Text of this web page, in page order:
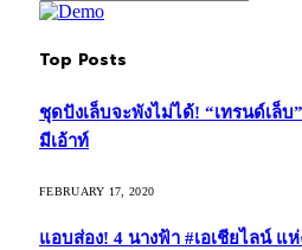
Top Posts
ชุดปังเล็บจะพังไม่ได้! “เทรนด์เล็
มีเอ้าท์
FEBRUARY 17, 2020
แอบส่อง! 4 นางฟ้า #เอเชียไลน์ แห่